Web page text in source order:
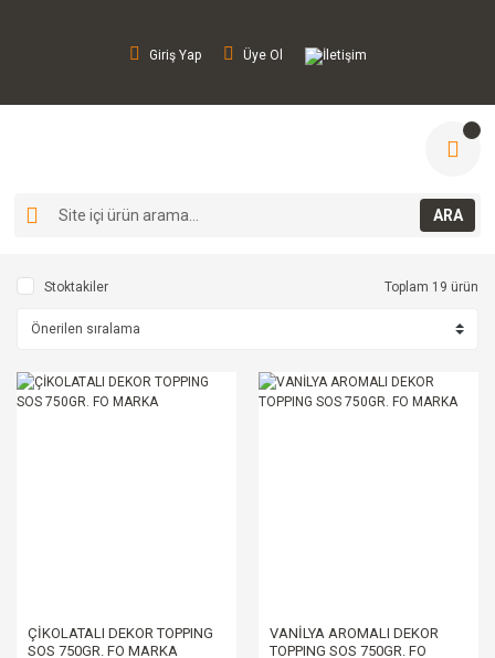
Giriş Yap Üye Ol İletişim
ARA
Stoktakiler Toplam 19 ürün
ÇİKOLATALI DEKOR TOPPING
SOS 750GR. FO MARKA
VANİLYA AROMALI DEKOR
TOPPING SOS 750GR. FO